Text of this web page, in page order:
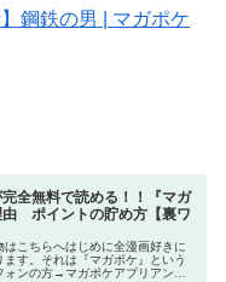
鋼鉄の男 | マガポケ
全無料で読める！！『マガ
由 ポイントの貯め方【裏ワ
はこちらへはじめに全漫画好きに
す。それは『マガポケ』という
ォンの方→マガポケアプリアンド